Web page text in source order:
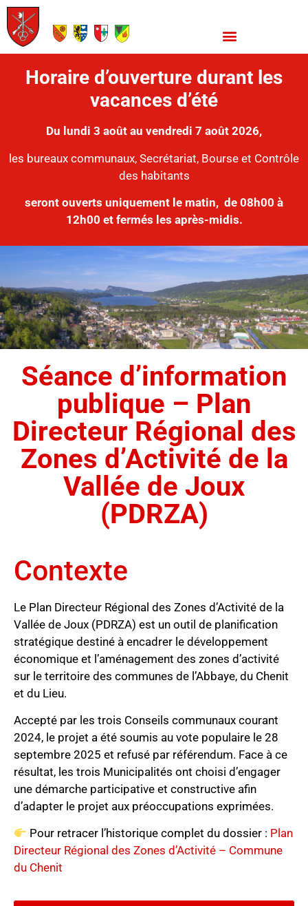
Horaire d’ouverture durant les
vacances d’été
Du lundi 3 août au vendredi 7 août 2026,
les bureaux communaux, Secrétariat, Bourse et Contrôle
des habitants
seront ouverts uniquement le matin, de 08h00 à
12h00 et fermés les après-midis.
Séance d’information
publique – Plan
Directeur Régional des
Zones d’Activité de la
Vallée de Joux
(PDRZA)
Contexte
Le Plan Directeur Régional des Zones d’Activité de la
Vallée de Joux (PDRZA) est un outil de planification
stratégique destiné à encadrer le développement
économique et l’aménagement des zones d’activité
sur le territoire des communes de l’Abbaye, du Chenit
et du Lieu.
Accepté par les trois Conseils communaux courant
2024, le projet a été soumis au vote populaire le 28
septembre 2025 et refusé par référendum. Face à ce
résultat, les trois Municipalités ont choisi d’engager
une démarche participative et constructive afin
d’adapter le projet aux préoccupations exprimées.
Pour retracer l’historique complet du dossier : Plan
Directeur Régional des Zones d’Activité – Commune
du Chenit